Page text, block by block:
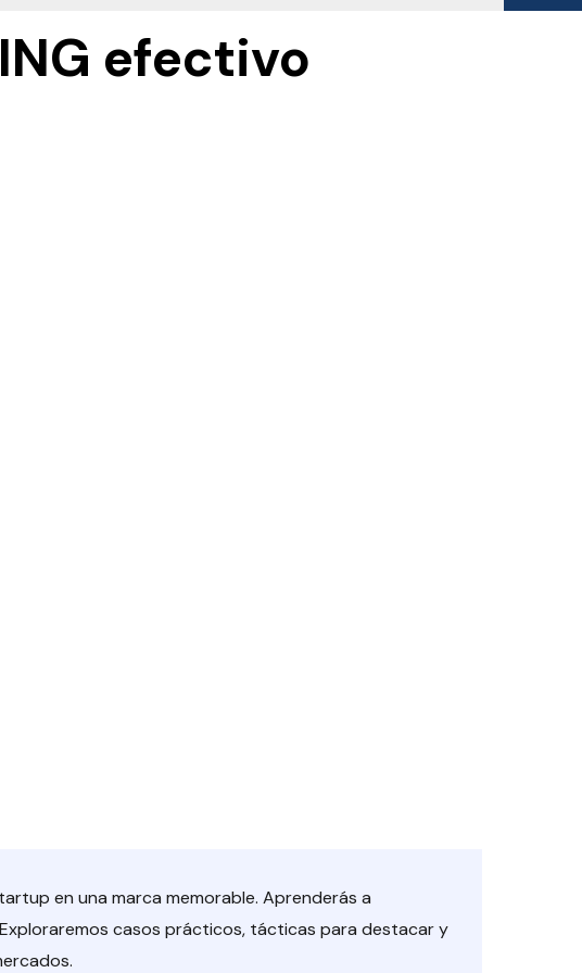
efectivo
en una marca memorable. Aprenderás a
casos prácticos, tácticas para destacar y